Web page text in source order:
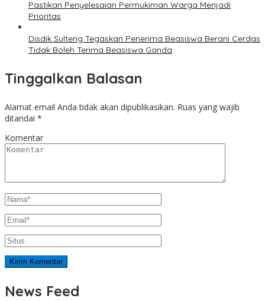
Pastikan Penyelesaian Permukiman Warga Menjadi
Prioritas
Disdik Sulteng Tegaskan Penerima Beasiswa Berani Cerdas
Tidak Boleh Terima Beasiswa Ganda
Tinggalkan Balasan
Alamat email Anda tidak akan dipublikasikan. Ruas yang wajib
ditandai *
Komentar
News Feed